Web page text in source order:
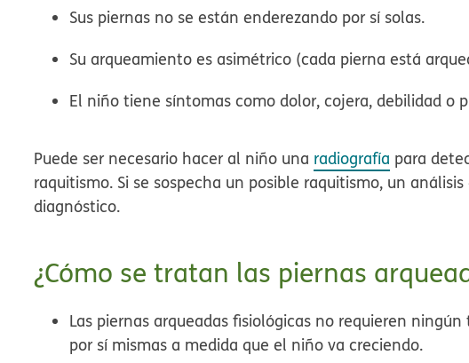
Sus piernas no se están enderezando por sí solas.
Su arqueamiento es asimétrico (cada pierna está
El niño tiene síntomas como dolor, cojera, debilidad o
Puede ser necesario hacer al niño una radiografía para
raquitismo. Si se sospecha un posible raquitismo, un
diagnóstico.
¿Cómo se tratan las piernas
Las piernas arqueadas fisiológicas no requieren
por sí mismas a medida que el niño va creciendo.